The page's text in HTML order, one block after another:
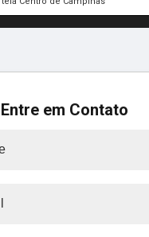
Entre em Contato